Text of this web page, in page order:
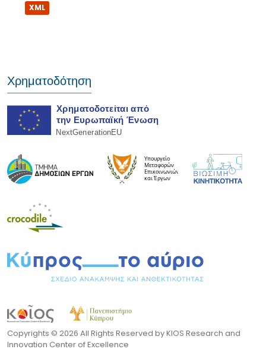
XML
Χρηματοδότηση
Copyrights © 2026 All Rights Reserved by KIOS Research and
Innovation Center of Excellence